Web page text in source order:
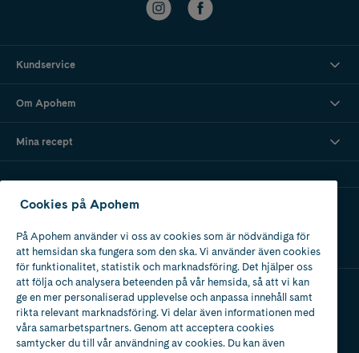
Kundservice
Om Apohem
Mina recept
Ladda ner vår app
Apotek med tillstånd
av Läkemedelsverket
Cookies på Apohem
På Apohem använder vi oss av cookies som är nödvändiga för
att hemsidan ska fungera som den ska. Vi använder även cookies
för funktionalitet, statistik och marknadsföring. Det hjälper oss
att följa och analysera beteenden på vår hemsida, så att vi kan
ge en mer personaliserad upplevelse och anpassa innehåll samt
rikta relevant marknadsföring. Vi delar även informationen med
våra samarbetspartners. Genom att acceptera cookies
samtycker du till vår användning av cookies. Du kan även